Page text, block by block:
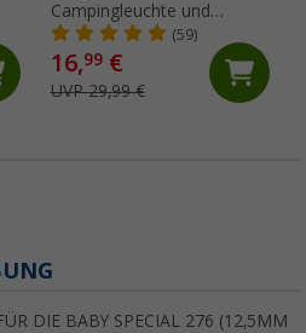
Campingleuchte und
Lichterkette (Länge 10 m)
(59)
16,99€
UVP 29,99 €
DIE BABY SPECIAL 276 (12,5MM